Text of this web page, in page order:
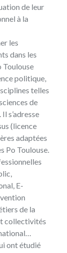
de leur
à la
les
dans les
Toulouse
politique,
telles
de
s’adresse
(licence
adaptées
Po Toulouse.
E-
de la
collectivités
ont étudié